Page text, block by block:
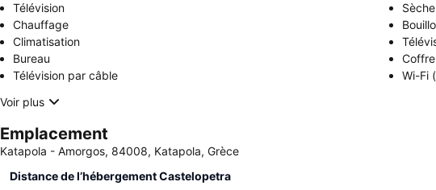
Télévision
Chauffage
Climatisation
Bureau
Télévision par câble
Wi-Fi
Voir plus
Emplacement
Katapola - Amorgos, 84008, Katapola, Grèce
Distance de l’hébergement Castelopetra